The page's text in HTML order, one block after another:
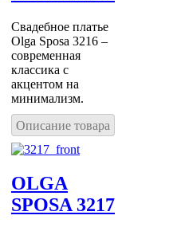
Свадебное платье
Olga Sposa 3216 –
современная
классика с
акцентом на
минимализм.
Описание товара
OLGA
SPOSA 3217